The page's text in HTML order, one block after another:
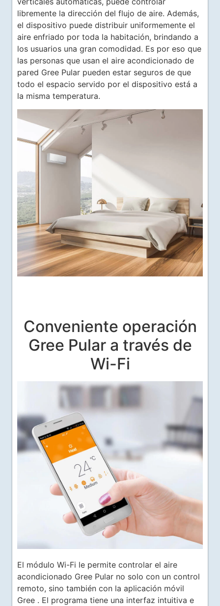
libremente la dirección del flujo de aire. Además,
el dispositivo puede distribuir uniformemente el
aire enfriado por toda la habitación, brindando a
los usuarios una gran comodidad. Es por eso que
las personas que usan el aire acondicionado de
pared Gree Pular pueden estar seguros de que
todo el espacio servido por el dispositivo está a
la misma temperatura.
Conveniente operación
Gree Pular a través de
Wi-Fi
El módulo Wi-Fi le permite controlar el aire
acondicionado Gree Pular no solo con un control
remoto, sino también con la aplicación móvil
Gree . El programa tiene una interfaz intuitiva e